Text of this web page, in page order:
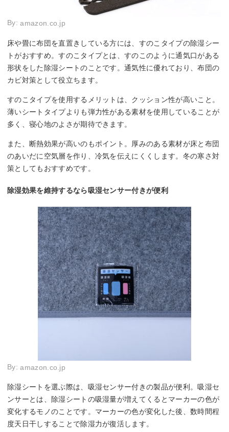
By:amazon.co.jp
床や畳に布団を直置きしている方には、すのこタイプの除湿シー
トがおすすめ。すのこタイプとは、すのこのように通気口がある
形状をした除湿シートのことです。通気性に優れており、布団の
カビ対策として役立ちます。
すのこタイプを使用するメリットは、クッション性が高いこと。
薄いシートタイプよりも弾力性がある素材を使用していることが
多く、寝心地のよさが期待できます。
また、断熱効果が高いのもポイント。厚みのある素材が床と布団
のあいだに空気層を作り、冷気を伝えにくくします。冬の寒さ対
策としてもおすすめです。
除湿効果を維持するなら吸湿センサー付きが便利
By:amazon.co.jp
除湿シートを選ぶ際は、吸湿センサー付きの製品が便利。吸湿セ
ンサーとは、除湿シートの吸湿量が増えてくるとマーカーの色が
変化するモノのことです。マーカーの色が変化した後、数時間程
度天日干しすることで除湿力が復活します。